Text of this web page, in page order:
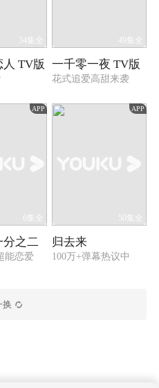
34集全
TV版
49集全
一千零一夜 TV版
花式追爱高甜来袭
APP
6集全
分之二
能恋爱
APP
50集全
归去来
100万+弹幕热议中
换